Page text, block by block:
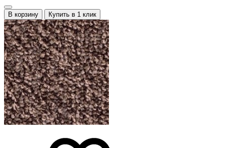
В корзину Купить в 1 клик